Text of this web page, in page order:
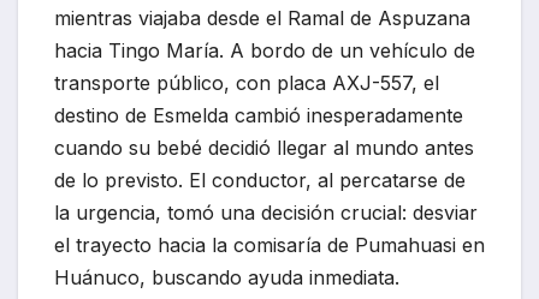
mientras viajaba desde el Ramal de Aspuzana
hacia Tingo María. A bordo de un vehículo de
transporte público, con placa AXJ-557, el
destino de Esmelda cambió inesperadamente
cuando su bebé decidió llegar al mundo antes
de lo previsto. El conductor, al percatarse de
la urgencia, tomó una decisión crucial: desviar
el trayecto hacia la comisaría de Pumahuasi en
Huánuco, buscando ayuda inmediata.